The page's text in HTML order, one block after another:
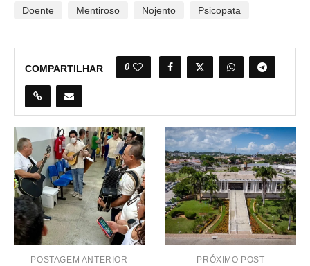
Doente Mentiroso Nojento Psicopata
COMPARTILHAR 0
POSTAGEM ANTERIOR PRÓXIMO POST